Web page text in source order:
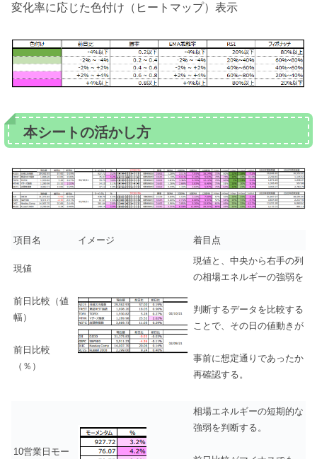
変化率に応じた色付け（ヒートマップ）表示
本シートの活かし方
項目名 イメージ 着目点
現値
前日比較（値
幅）
前日比較
（％）
現値と、中央から右手の列
の相場エネルギーの強弱を
判断するデータを比較する
ことで、その日の値動きが
事前に想定通りであったか
再確認する。
10営業日モー
相場エネルギーの短期的な
強弱を判断する。